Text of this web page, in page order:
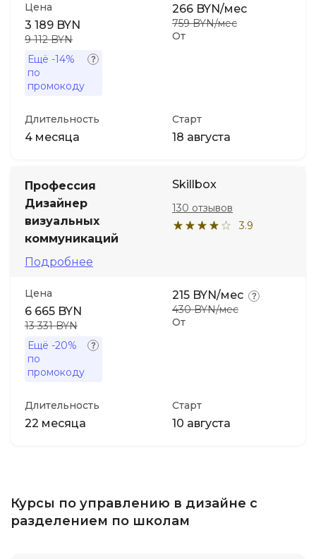
Цена
3 189 BYN
9 112 BYN
Ещё -14%
по
промокоду
От
266 BYN/мес
759 BYN/мес
Длительность
4 месяца
Старт
18 августа
Профессия
Дизайнер
визуальных
коммуникаций
Подробнее
Skillbox
3.9
130 отзывов
Цена
6 665 BYN
13 331 BYN
Ещё -20%
по
промокоду
От
215 BYN/мес
430 BYN/мес
Длительность
22 месяца
Старт
10 августа
Курсы по управлению в дизайне с
разделением по школам